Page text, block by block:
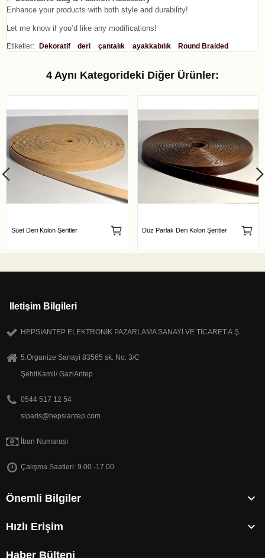
Enhance your products with both style and durability!
Let me know if you’d like any modifications!
Etiketler: Dekoratif deri çantalık ayakkabılık Round Braided
4 Aynı Kategorideki Diğer Ürünler:
Süet Deri Kolon Şeritler Düz Parlak Deri Kolon Şeritler
Iletişim Bilgileri
HEPSİANTEP ELEKTRONİK PAZARLAMA SANAYİ VE TİCARET A.Ş.
5.Organize Sanayi 83565 sk. No: 3/C
ŞehitKamil/ GaziAntep
0544 517 12 54
siparis@hepsiantep.com
İban Numarası
Çalışma Saatleri: 9.00 -17.00
Önemli Bilgiler 
Hızlı Erişim 
Haber Bülteni